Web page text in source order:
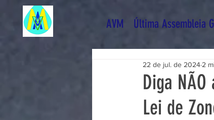
AVM Última Assembleia
Diga
Lei de
22 de jul. de 2024 2